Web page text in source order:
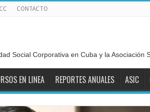
CONTACTO
Social Corporativa en Cuba y la Asociación
EN LINEA REPORTES ANUALES ASIC